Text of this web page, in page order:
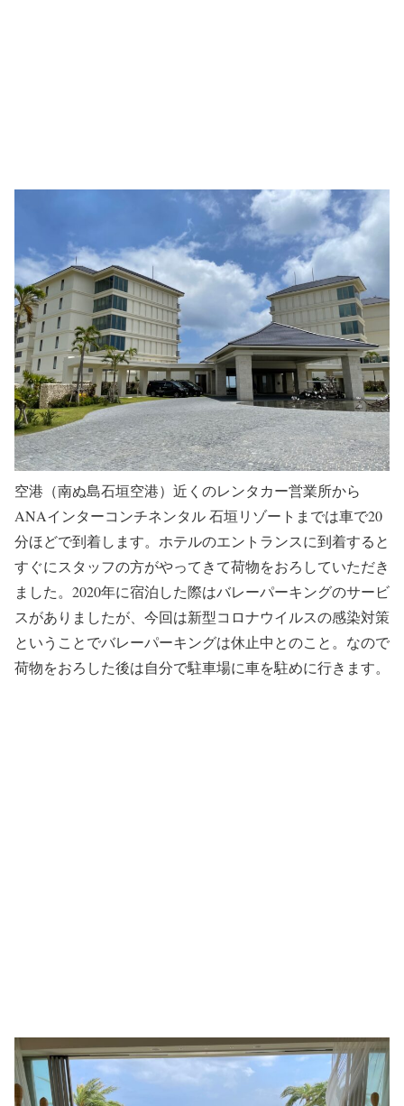
空港（南ぬ島石垣空港）近くのレンタカー営業所から
ANAインターコンチネンタル 石垣リゾートまでは車で20
分ほどで到着します。ホテルのエントランスに到着すると
すぐにスタッフの方がやってきて荷物をおろしていただき
ました。2020年に宿泊した際はバレーパーキングのサービ
スがありましたが、今回は新型コロナウイルスの感染対策
ということでバレーパーキングは休止中とのこと。なので
荷物をおろした後は自分で駐車場に車を駐めに行きます。